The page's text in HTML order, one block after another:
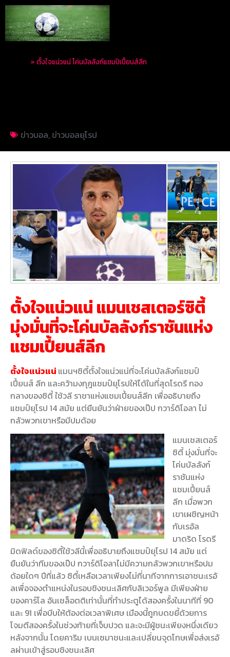
» ตั้งใจแน่วแน่ โค่นบัลลังก์แชมป์เปี้ยนส์ลีก
ข่าวบอล, ข่าวบอลยุโรป
ตั้งใจแน่วแน่ แมนเชสเตอร์ซิตี้
มุ่งมั่นที่จะโค่นบัลลังก์ราชันแห่ง
แชมเปี้ยนส์ลีก
ตั้งใจแน่วแน่ แมนฯซิตี้ตั้งใจแน่วแน่ที่จะโค่นบัลลังก์แชมป์
เปี้ยนส์ ลีก และคว้ามงกุฎแชมป์ยุโรปให้ได้ในที่สุดโรดรี กอง
กลางของซิตี้ ใช้วลี ราชาแห่งแชมเปี้ยนส์ลีก เพื่ออธิบายถึง
แชมป์ยุโรป 14 สมัย แต่ยืนยันว่าฝ่ายของเป๊ป กวาร์ดิโอลา ไม่
กลัวพวกเขาหรือมีปมด้อย
แมนเชสเตอร์
ซิตี้ มุ่งมั่นที่จะ
โค่นบัลลังก์
ราชันแห่ง
แชมเปี้ยนส์
ลีก เมื่อพวก
เขาเผชิญหน้า
กับเรอัล
มาดริด โรดรี
มิดฟิลด์ของซิตี้ใช้วลีนี้เพื่ออธิบายถึงแชมป์ยุโรป 14 สมัย แต่
ยืนยันว่าทีมของเป๊ป กวาร์ดิโอลาไม่มีความกลัวพวกเขาหรือปม
ด้อยใดๆ ปีที่แล้ว ซิตี้เหลือเวลาเพียงไม่กี่นาทีจากการเอาชนะเรอั
ลเพื่อจองตำแหน่งในรอบชิงชนะเลิศกับลิเวอร์พูล มีเพียงฝ่าย
ของคาร์โล อันเชล็อตติเท่านั้นที่ทำประตูได้สองครั้งในนาทีที่ 90
และ 91 เพื่อบีบให้ต้องต่อเวลาพิเศษ เมืองนี้ถูกบดขยี้ด้วยการ
โจมตีสองครั้งในช่วงท้ายที่เจ็บปวด และจะมีผู้ชนะเพียงหนึ่งเดียว
หลังจากนั้น โดยคาริม เบนเซมาชนะและเปลี่ยนจุดโทษเพื่อส่งเรอั
ลผ่านเข้าสู่รอบชิงชนะเลิศ